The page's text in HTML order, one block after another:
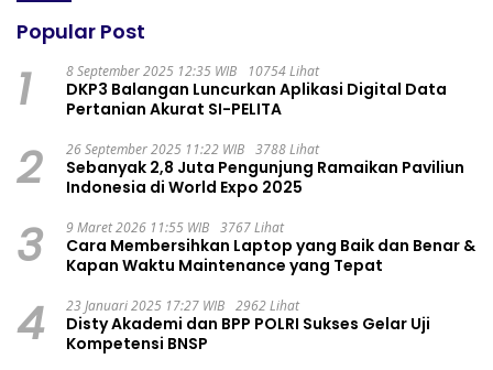
Popular Post
1 8 September 2025 12:35 WIB 10754 Lihat
DKP3 Balangan Luncurkan Aplikasi Digital Data
Pertanian Akurat SI-PELITA
2 26 September 2025 11:22 WIB 3788 Lihat
Sebanyak 2,8 Juta Pengunjung Ramaikan Paviliun
Indonesia di World Expo 2025
3 9 Maret 2026 11:55 WIB 3767 Lihat
Cara Membersihkan Laptop yang Baik dan Benar &
Kapan Waktu Maintenance yang Tepat
4 23 Januari 2025 17:27 WIB 2962 Lihat
Disty Akademi dan BPP POLRI Sukses Gelar Uji
Kompetensi BNSP